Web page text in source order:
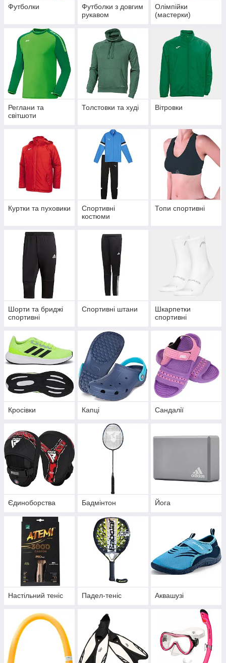
Футболки
Футболки з довгим
рукавом
Олімпійки
(мастерки)
Реглани та
світшоти
Толстовки та худі Вітровки
Куртки та пуховики
Спортивні
костюми
Топи спортивні
Шорти та бриджі
спортивні
Спортивні штани
Шкарпетки
спортивні
Кросівки Капці Сандалії
Єдиноборства Бадмінтон Йога
Настільний теніс Падел-теніс Аквашузі